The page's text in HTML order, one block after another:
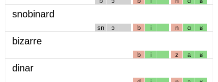
snobinard
sn ɔ b i n ɑ ʁ
bizarre
b i z a ʁ
dinar